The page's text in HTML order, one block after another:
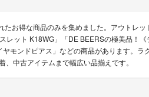
お得な商品のみを集めました。アウトレ
ット K18WG」「DE BEERSの極美品！《
モンドピアス」などの商品があります。ラ
中古アイテムまで幅広い品揃えです。